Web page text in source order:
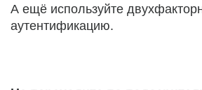
А ещё используйте
аутентификацию.